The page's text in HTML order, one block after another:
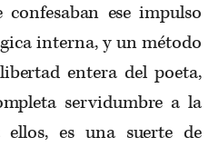
ese impulso
interna, y un método
entera del poeta,
servidumbre a la
ellos, es una suerte de